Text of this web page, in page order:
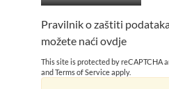
Pravilnik o zaštiti
možete naći ovdje
This site is protected by reCAPTCHA
andTerms of Serviceapply.